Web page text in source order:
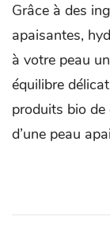
Grâce à des
apaisantes,
à votre peau
équilibre
produits bio de
d’une peau